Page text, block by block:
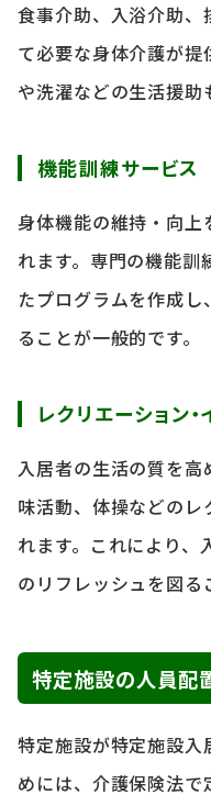
食事介助、入浴介助、
て必要な身体介護が
や洗濯などの生活援助
機能訓練サービス
身体機能の維持・向上
れます。専門の機能
たプログラムを作成
ることが一般的です。
レクリエーション・
入居者の生活の質を
味活動、体操などの
れます。これにより
のリフレッシュを図る
特定施設の人員配
特定施設が特定施設
めには、介護保険法